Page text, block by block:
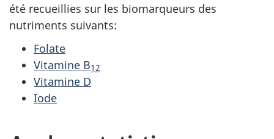
été recueillies sur les biomarqueurs des
nutriments suivants:
Folate
Vitamine B12
Vitamine D
Iode